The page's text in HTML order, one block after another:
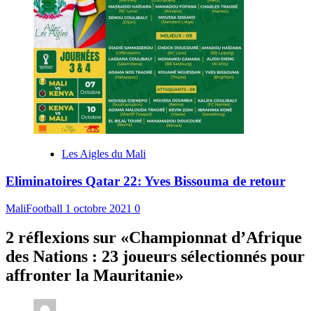
Les Aigles du Mali
Eliminatoires Qatar 22: Yves Bissouma de retour
MaliFootball 1 octobre 2021 0
2 réflexions sur «Championnat d’Afrique
des Nations : 23 joueurs sélectionnés pour
affronter la Mauritanie»